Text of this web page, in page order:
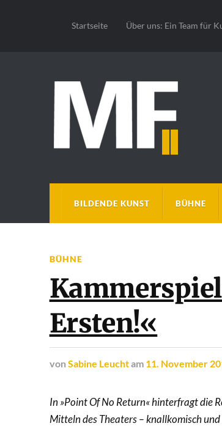
Startseite Über uns: Ein Team für
BILDENDE KUNST BÜHNE
BÜHNE
Ersten!«
von Sabine Leuchtam 11. November
In »Point Of No Return« hinterfragt die
Mitteln des Theaters – knallkomisch und